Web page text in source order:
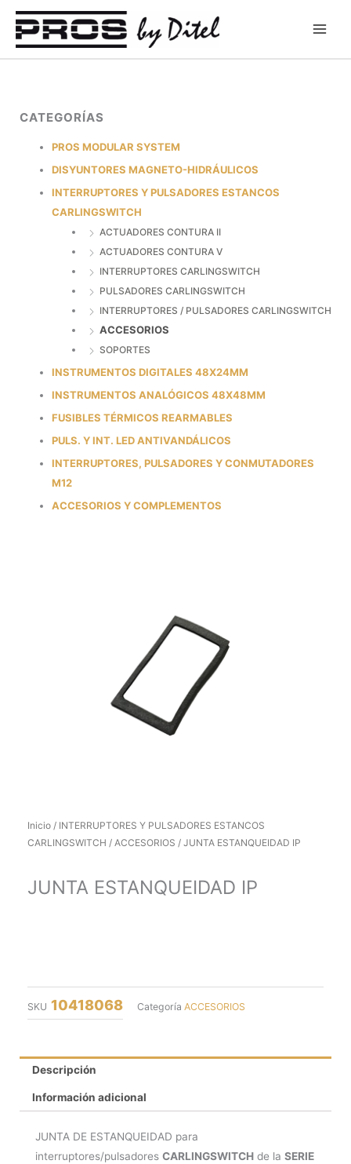
contenido
CATEGORÍAS
PROS MODULAR SYSTEM
DISYUNTORES MAGNETO-HIDRÁULICOS
INTERRUPTORES Y PULSADORES ESTANCOS
CARLINGSWITCH
ACTUADORES CONTURA II
ACTUADORES CONTURA V
INTERRUPTORES CARLINGSWITCH
PULSADORES CARLINGSWITCH
INTERRUPTORES / PULSADORES CARLINGSWITCH
ACCESORIOS
SOPORTES
INSTRUMENTOS DIGITALES 48X24MM
INSTRUMENTOS ANALÓGICOS 48X48MM
FUSIBLES TÉRMICOS REARMABLES
PULS. Y INT. LED ANTIVANDÁLICOS
INTERRUPTORES, PULSADORES Y CONMUTADORES
M12
ACCESORIOS Y COMPLEMENTOS
Inicio / INTERRUPTORES Y PULSADORES ESTANCOS
CARLINGSWITCH / ACCESORIOS / JUNTA ESTANQUEIDAD IP
JUNTA ESTANQUEIDAD IP
SKU 10418068 Categoría ACCESORIOS
Descripción
Información adicional
JUNTA DE ESTANQUEIDAD para
interruptores/pulsadores CARLINGSWITCH de la SERIE